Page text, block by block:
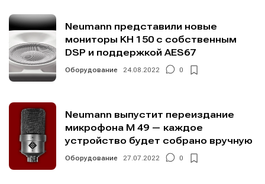
Neumann представили новые
мониторы KH 150 с собственным
DSP и поддержкой AES67
Оборудование 24.08.2022 0
Neumann выпустит переиздание
микрофона M 49 — каждое
устройство будет собрано вручную
Оборудование 27.07.2022 0